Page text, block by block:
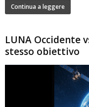
Continua a leggere
LUNA Occidente
stesso obiettivo